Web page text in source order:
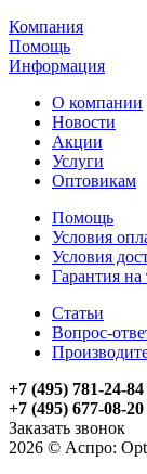
Компания
Помощь
Информация
О компании
Новости
Акции
Услуги
Оптовикам
Помощь
Условия
Условия
Гарантия на
Статьи
Вопрос-
+7 (495) 781-24-
+7 (495) 677-08-20
Заказать звонок
2026 © Аспро: